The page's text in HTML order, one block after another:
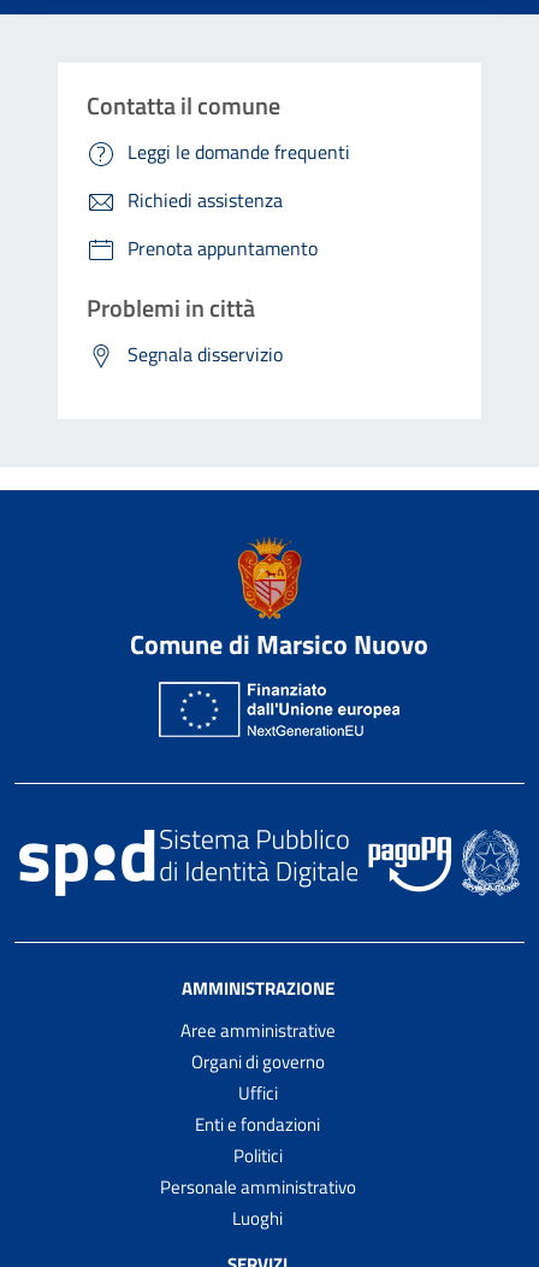
Contatta il comune
Leggi le domande frequenti
Richiedi assistenza
Prenota appuntamento
Problemi in città
Segnala disservizio
Comune di Marsico Nuovo
AMMINISTRAZIONE
Aree amministrative
Organi di governo
Uffici
Enti e fondazioni
Politici
Personale amministrativo
Luoghi